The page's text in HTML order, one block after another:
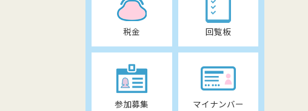
税金 回覧板
参加募集 マイナンバー